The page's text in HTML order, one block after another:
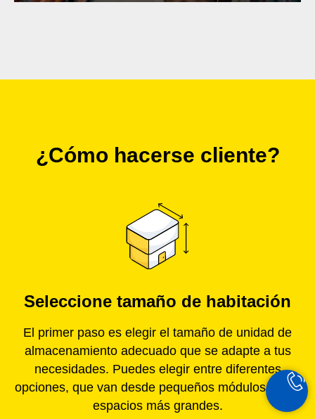
¿Cómo hacerse cliente?
Seleccione tamaño de habitación
El primer paso es elegir el tamaño de unidad de
almacenamiento adecuado que se adapte a tus
necesidades. Puedes elegir entre diferentes
opciones, que van desde pequeños módulos hasta
espacios más grandes.